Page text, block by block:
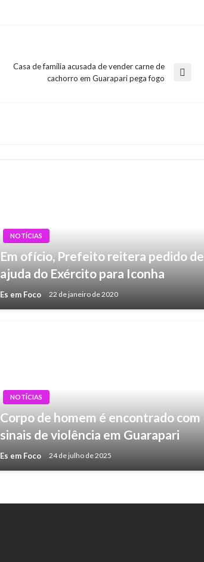
Casa de família acusada de vender carne de
cachorro em Guarapari pega fogo
NOTÍCIAS
Em ofício, Prefeito reitera pedido de
ajuda do Exército para Iconha
Es em Foco 22 de janeiro de 2020
NOTÍCIAS
Corpo de homem é encontrado com
sinais de violência em Guarapari
Es em Foco 24 de julho de 2025